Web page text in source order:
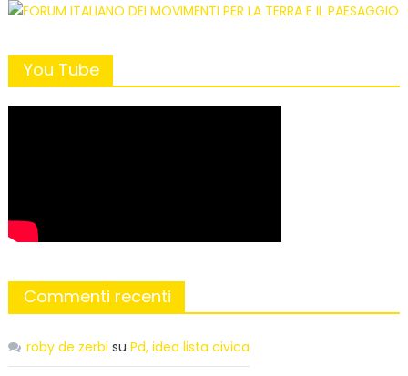
You Tube
Commenti recenti
roby de zerbi su Pd, idea lista civica